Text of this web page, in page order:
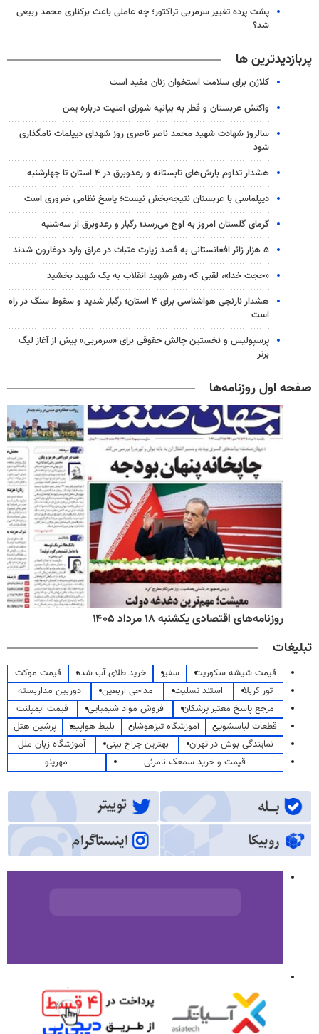
پشت پرده تغییر سرمربی تراکتور؛ چه عاملی باعث برکناری محمد ربیعی
شد؟
پربازدیدترین ها
کلاژن برای سلامت استخوان زنان مفید است
واکنش عربستان و قطر به بیانیه شورای امنیت درباره یمن
سالروز شهادت شهید محمد ناصر ناصری روز شهدای دیپلمات نامگذاری
شود
هشدار تداوم بارش‌های تابستانه و رعدوبرق در ۴ استان تا چهارشنبه
دیپلماسی با عربستان نتیجه‌بخش نیست؛ پاسخ نظامی ضروری است
گرمای گلستان امروز به اوج می‌رسد؛ رگبار و رعدوبرق از سه‌شنبه
۵ هزار زائر افغانستانی به قصد زیارت عتبات در عراق وارد دوغارون شدند
«حجت خدا»، لقبی که رهبر شهید انقلاب به یک شهید بخشید
هشدار نارنجی هواشناسی برای ۴ استان؛ رگبار شدید و سقوط سنگ در راه
است
پرسپولیس و نخستین چالش حقوقی برای «سرمربی» پیش از آغاز لیگ
برتر
صفحه اول روزنامه‌ها
روزنامه‌های اقتصادی یکشنبه ۱۸ مرداد ۱۴۰۵
تبلیغات
قیمت شیشه سکوریت سفیر خرید طلای آب شده
قیمت موکت
تور کربلا
استند تسلیت مداحی اربعین
دوربین مداربسته
مرجع پاسخ معتبر پزشکان
فروش مواد شیمیایی
قیمت ایمپلنت
قطعات لباسشویی
آموزشگاه تیزهوشان بلیط هواپیما
پرشین هتل
نمایندگی بوش در تهران
بهترین جراح بینی
آموزشگاه زبان ملل
قیمت و خرید سمعک نامرئی
مهرینو